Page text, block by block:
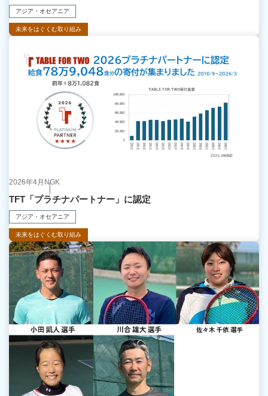
アジア・オセアニア
未来をはぐくむ取り組み
2026年4月 NGK
TFT「プラチナパートナー」に認定
アジア・オセアニア
未来をはぐくむ取り組み